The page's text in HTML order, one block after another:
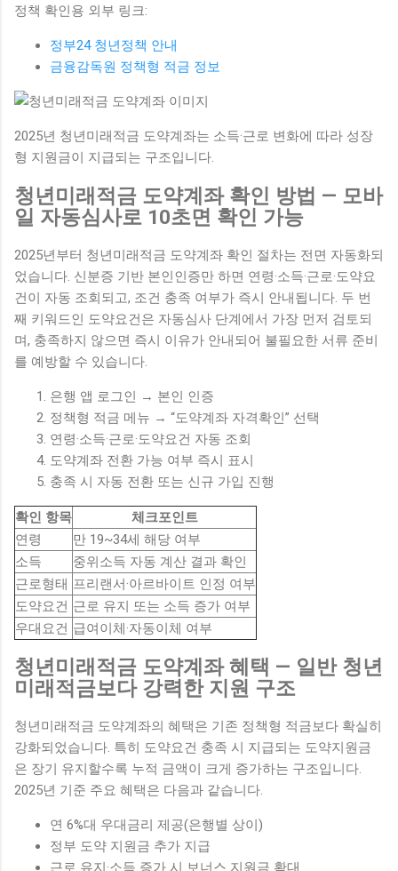
정책 확인용 외부 링크:
정부24 청년정책 안내
금융감독원 정책형 적금 정보
2025년 청년미래적금 도약계좌는 소득·근로 변화에 따라 성장
형 지원금이 지급되는 구조입니다.
청년미래적금 도약계좌 확인 방법 — 모바
일 자동심사로 10초면 확인 가능
2025년부터 청년미래적금 도약계좌 확인 절차는 전면 자동화되
었습니다. 신분증 기반 본인인증만 하면 연령·소득·근로·도약요
건이 자동 조회되고, 조건 충족 여부가 즉시 안내됩니다. 두 번
째 키워드인 도약요건은 자동심사 단계에서 가장 먼저 검토되
며, 충족하지 않으면 즉시 이유가 안내되어 불필요한 서류 준비
를 예방할 수 있습니다.
은행 앱 로그인 → 본인 인증
정책형 적금 메뉴 → “도약계좌 자격확인” 선택
연령·소득·근로·도약요건 자동 조회
도약계좌 전환 가능 여부 즉시 표시
충족 시 자동 전환 또는 신규 가입 진행
확인 항목
체크포인트
연령
만 19~34세 해당 여부
소득
중위소득 자동 계산 결과 확인
근로형태 프리랜서·아르바이트 인정 여부
도약요건 근로 유지 또는 소득 증가 여부
우대요건 급여이체·자동이체 여부
청년미래적금 도약계좌 혜택 — 일반 청년
미래적금보다 강력한 지원 구조
청년미래적금 도약계좌의 혜택은 기존 정책형 적금보다 확실히
강화되었습니다. 특히 도약요건 충족 시 지급되는 도약지원금
은 장기 유지할수록 누적 금액이 크게 증가하는 구조입니다.
2025년 기준 주요 혜택은 다음과 같습니다.
연 6%대 우대금리 제공(은행별 상이)
정부 도약 지원금 추가 지급
근로 유지·소득 증가 시 보너스 지원금 확대